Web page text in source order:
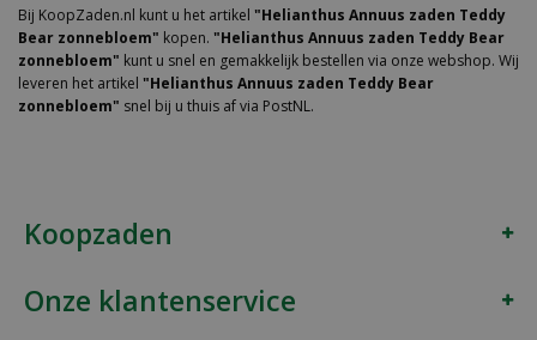
Bij KoopZaden.nl kunt u het artikel "Helianthus Annuus zaden Teddy
Bear zonnebloem" kopen. "Helianthus Annuus zaden Teddy Bear
zonnebloem" kunt u snel en gemakkelijk bestellen via onze webshop. Wij
leveren het artikel "Helianthus Annuus zaden Teddy Bear
zonnebloem" snel bij u thuis af via PostNL.
Koopzaden
Onze klantenservice